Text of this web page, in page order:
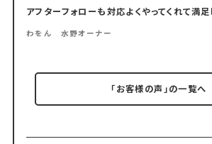
アフターフォローも対応よくやってくれて満足
わをん 水野オーナー
「お客様の声」の一覧へ